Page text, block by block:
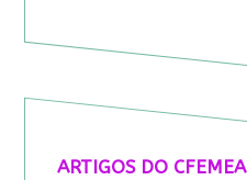
ARTIGOS DO CFEMEA